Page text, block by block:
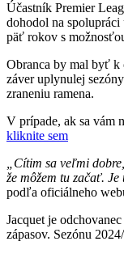
Účastník Premier
dohodol na spolupráci
päť rokov s
Obranca by mal byť k
záver uplynulej
zraneniu ramena.
V prípade, ak sa vám
kliknite sem
„Cítim sa veľmi
že môžem tu začať.
podľa oficiálneho
Jacquet je
zápasov. Sezónu